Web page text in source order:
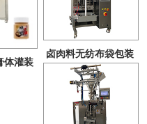
、创新”的质量方针，坚
”的经营原则，矢志不移地
体灌装
卤肉料无纺布袋包装
机